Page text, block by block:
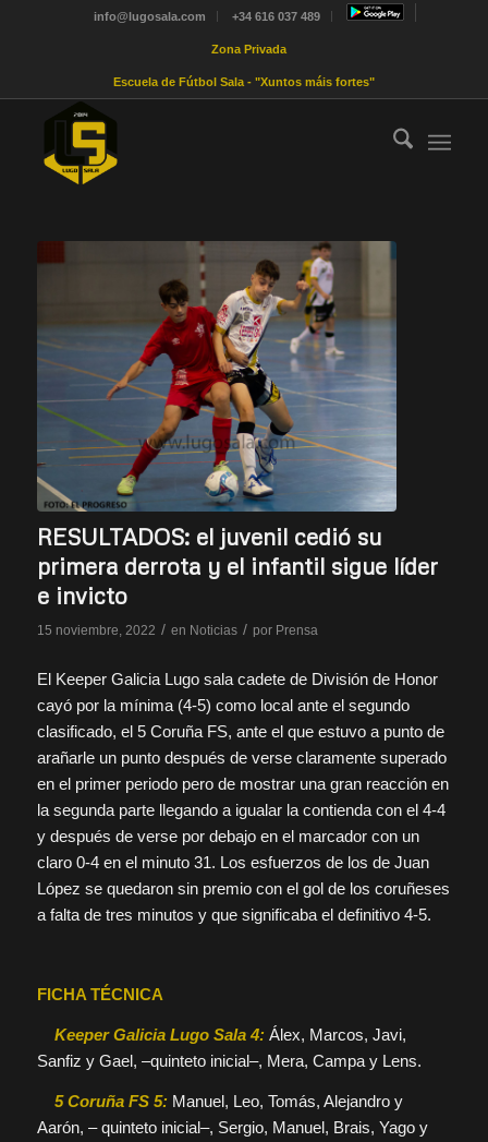
info@lugosala.com +34 616 037 489
Zona Privada
Escuela de Fútbol Sala - "Xuntos máis fortes"
RESULTADOS: el juvenil cedió su
primera derrota y el infantil sigue líder
e invicto
15 noviembre, 2022 / en Noticias / por Prensa
El Keeper Galicia Lugo sala cadete de División de Honor
cayó por la mínima (4-5) como local ante el segundo
clasificado, el 5 Coruña FS, ante el que estuvo a punto de
arañarle un punto después de verse claramente superado
en el primer periodo pero de mostrar una gran reacción en
la segunda parte llegando a igualar la contienda con el 4-4
y después de verse por debajo en el marcador con un
claro 0-4 en el minuto 31. Los esfuerzos de los de Juan
López se quedaron sin premio con el gol de los coruñeses
a falta de tres minutos y que significaba el definitivo 4-5.
FICHA TÉCNICA
Keeper Galicia Lugo Sala 4: Álex, Marcos, Javi,
Sanfiz y Gael, –quinteto inicial–, Mera, Campa y Lens.
5 Coruña FS 5: Manuel, Leo, Tomás, Alejandro y
Aarón, – quinteto inicial–, Sergio, Manuel, Brais, Yago y